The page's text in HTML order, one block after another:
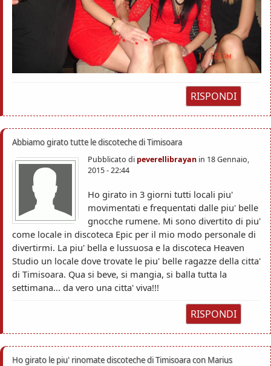
RISPONDI
Abbiamo girato tutte le discoteche di Timisoara
Pubblicato di peverellibrayan in 18 Gennaio,
2015 - 22:44
Ho girato in 3 giorni tutti locali piu'
movimentati e frequentati dalle piu' belle
gnocche rumene. Mi sono divertito di piu'
come locale in discoteca Epic per il mio modo personale di
divertirmi. La piu' bella e lussuosa e la discoteca Heaven
Studio un locale dove trovate le piu' belle ragazze della citta'
di Timisoara. Qua si beve, si mangia, si balla tutta la
settimana... da vero una citta' viva!!!
RISPONDI
Ho girato le piu' rinomate discoteche di Timisoara con Marius